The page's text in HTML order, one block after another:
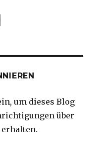
um dieses Blog
über